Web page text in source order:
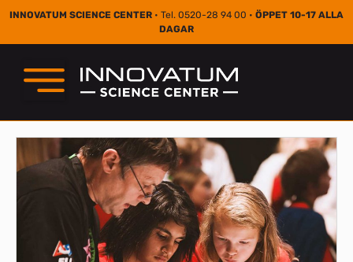
INNOVATUM SCIENCE CENTER • Tel. 0520-28 94 00 • ÖPPET 10-17 ALLA
DAGAR